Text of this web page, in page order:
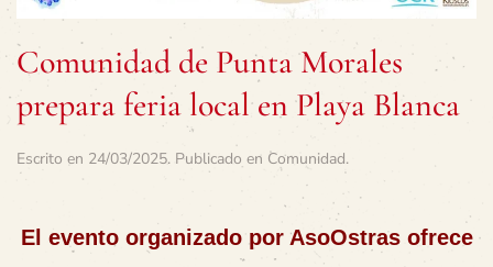
Comunidad de Punta Morales
prepara feria local en Playa Blanca
Escrito en 24/03/2025. Publicado en Comunidad.
El evento organizado por AsoOstras ofrece